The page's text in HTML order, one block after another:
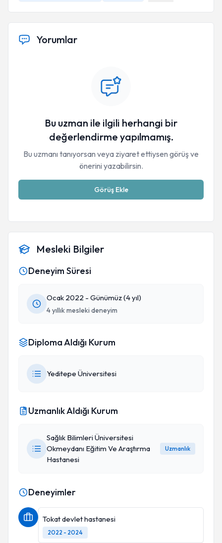
Yorumlar
Bu uzman ile ilgili herhangi bir
değerlendirme yapılmamış.
Bu uzmanı tanıyorsan veya ziyaret ettiysen görüş ve
önerini yazabilirsin.
Görüş Ekle
Mesleki Bilgiler
Deneyim Süresi
Ocak 2022 - Günümüz (4 yıl)
4 yıllık mesleki deneyim
Diploma Aldığı Kurum
Yeditepe Üniversitesi
Uzmanlık Aldığı Kurum
Sağlık Bilimleri Üniversitesi
Okmeydanı Eğitim Ve Araştırma
Hastanesi
Uzmanlık
Deneyimler
Tokat devlet hastanesi
2022 - 2024